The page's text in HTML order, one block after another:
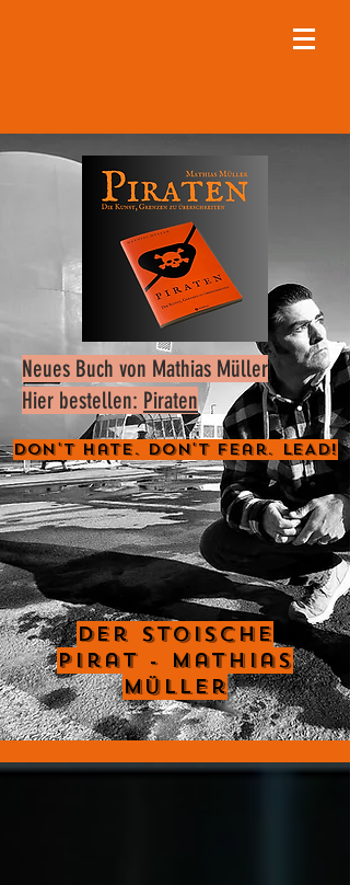
Neues Buch von Mathias Müller
Hier bestellen: Piraten
Don't Hate. Don't Fear. LEAD!
Der Stoische
Pirat - Mathias
Müller